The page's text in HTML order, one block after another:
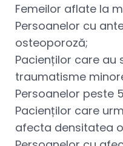
Femeilor aflate la
Persoanelor cu
osteoporoză;
Pacienților care
traumatisme
Persoanelor peste
Pacienților care
afecta densitatea